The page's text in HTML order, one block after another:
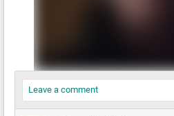
Leave a comment